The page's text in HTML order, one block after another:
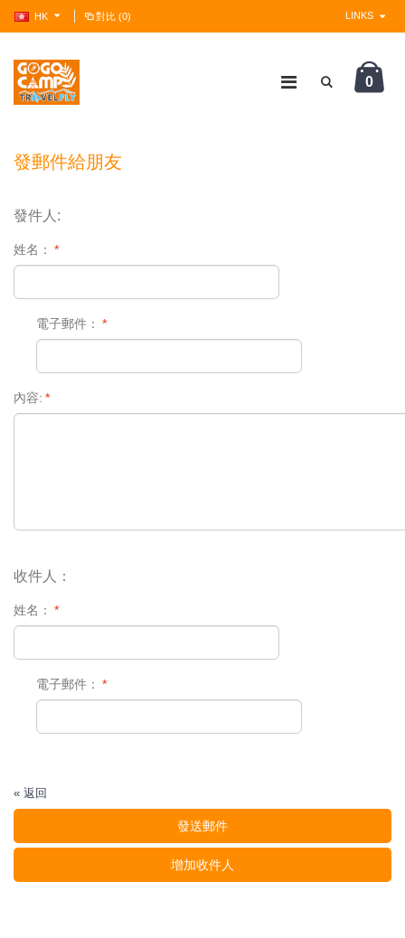
HK 對比 (0) LINKS
0
發郵件給朋友
發件人:
*
姓名：
*
電子郵件：
*
內容:
收件人：
*
姓名：
*
電子郵件：
« 返回
發送郵件
增加收件人